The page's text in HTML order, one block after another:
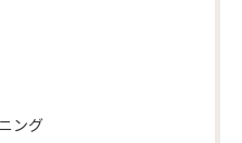
ング